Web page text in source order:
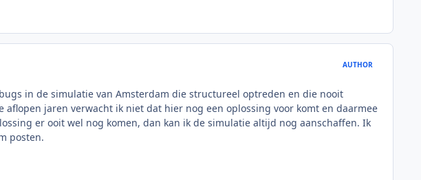
AUTHOR
in de simulatie van Amsterdam die structureel optreden en die nooit
jaren verwacht ik niet dat hier nog een oplossing voor komt en daarmee
er ooit wel nog komen, dan kan ik de simulatie altijd nog aanschaffen. Ik
posten.